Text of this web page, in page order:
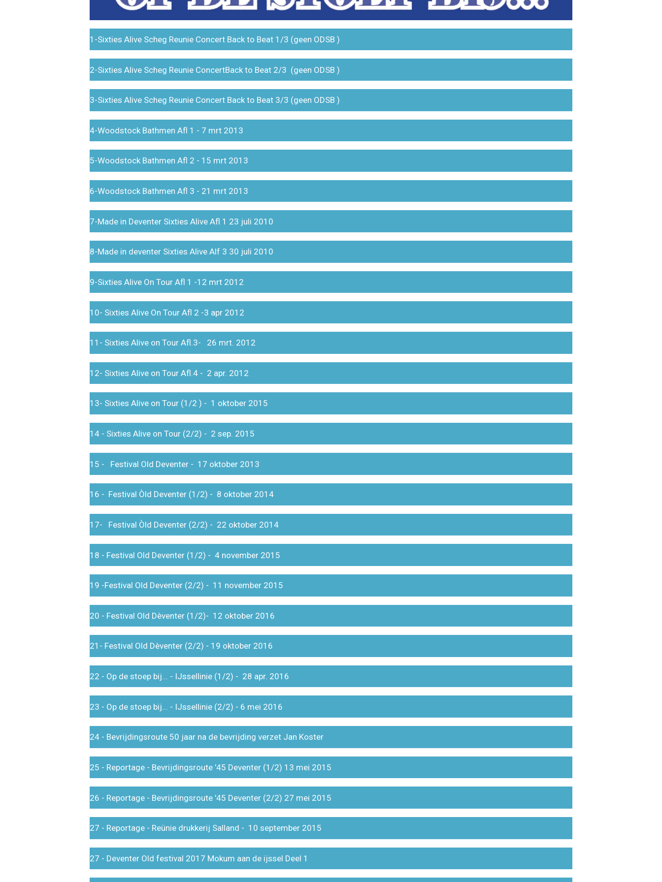
1-Sixties Alive Scheg Reunie Concert Back to Beat 1/3 (geen ODSB )
2-Sixties Alive Scheg Reunie ConcertBack to Beat 2/3 (geen ODSB )
3-Sixties Alive Scheg Reunie Concert Back to Beat 3/3 (geen ODSB )
4-Woodstock Bathmen Afl 1 - 7 mrt 2013
5-Woodstock Bathmen Afl 2 - 15 mrt 2013
6-Woodstock Bathmen Afl 3 - 21 mrt 2013
7-Made in Deventer Sixties Alive Afl 1 23 juli 2010
8-Made in deventer Sixties Alive Alf 3 30 juli 2010
9-Sixties Alive On Tour Afl 1 -12 mrt 2012
10- Sixties Alive On Tour Afl 2 -3 apr 2012
11- Sixties Alive on Tour Afl.3- 26 mrt. 2012
12- Sixties Alive on Tour Afl.4 - 2 apr. 2012
13- Sixties Alive on Tour (1/2 ) - 1 oktober 2015
14 - Sixties Alive on Tour (2/2) - 2 sep. 2015
15 - Festival Old Deventer - 17 oktober 2013
16 - Festival Òld Deventer (1/2) - 8 oktober 2014
17- Festival Òld Deventer (2/2) - 22 oktober 2014
18 - Festival Old Deventer (1/2) - 4 november 2015
19 -Festival Old Deventer (2/2) - 11 november 2015
20 - Festival Old Dèventer (1/2)- 12 oktober 2016
21- Festival Old Dèventer (2/2) - 19 oktober 2016
22 - Op de stoep bij... - IJssellinie (1/2) - 28 apr. 2016
23 - Op de stoep bij... - IJssellinie (2/2) - 6 mei 2016
24 - Bevrijdingsroute 50 jaar na de bevrijding verzet Jan Koster
25 - Reportage - Bevrijdingsroute '45 Deventer (1/2) 13 mei 2015
26 - Reportage - Bevrijdingsroute '45 Deventer (2/2) 27 mei 2015
27 - Reportage - Reünie drukkerij Salland - 10 september 2015
27 - Deventer Old festival 2017 Mokum aan de ijssel Deel 1